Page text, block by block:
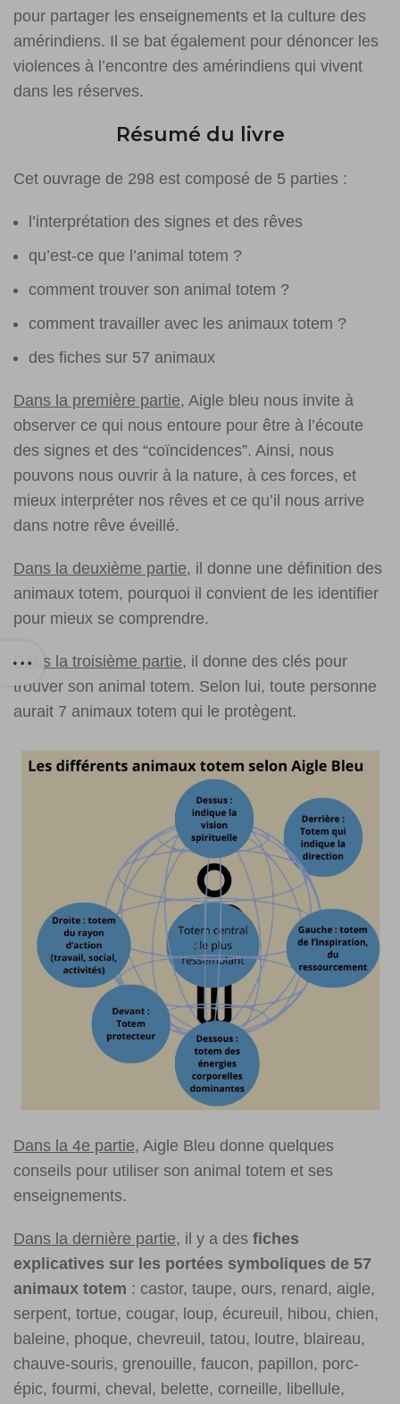
pour partager les enseignements et la culture des
amérindiens. Il se bat également pour dénoncer les
violences à l’encontre des amérindiens qui vivent
dans les réserves.
Résumé du livre
Cet ouvrage de 298 est composé de 5 parties :
l’interprétation des signes et des rêves
qu’est-ce que l’animal totem ?
comment trouver son animal totem ?
comment travailler avec les animaux totem ?
des fiches sur 57 animaux
Dans la première partie, Aigle bleu nous invite à
observer ce qui nous entoure pour être à l’écoute
des signes et des “coïncidences”. Ainsi, nous
pouvons nous ouvrir à la nature, à ces forces, et
mieux interpréter nos rêves et ce qu’il nous arrive
dans notre rêve éveillé.
Dans la deuxième partie, il donne une définition des
animaux totem, pourquoi il convient de les identifier
pour mieux se comprendre.
Dans la troisième partie, il donne des clés pour
trouver son animal totem. Selon lui, toute personne
aurait 7 animaux totem qui le protègent.
Dans la 4e partie, Aigle Bleu donne quelques
conseils pour utiliser son animal totem et ses
enseignements.
Dans la dernière partie, il y a des fiches
explicatives sur les portées symboliques de 57
animaux totem : castor, taupe, ours, renard, aigle,
serpent, tortue, cougar, loup, écureuil, hibou, chien,
baleine, phoque, chevreuil, tatou, loutre, blaireau,
chauve-souris, grenouille, faucon, papillon, porc-
épic, fourmi, cheval, belette, corneille, libellule,